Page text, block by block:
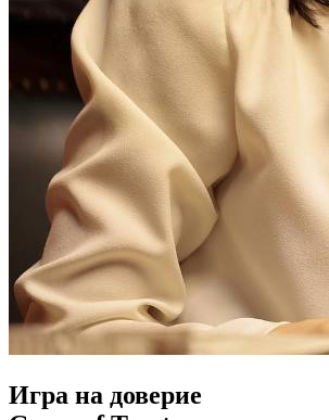
Игра на доверие